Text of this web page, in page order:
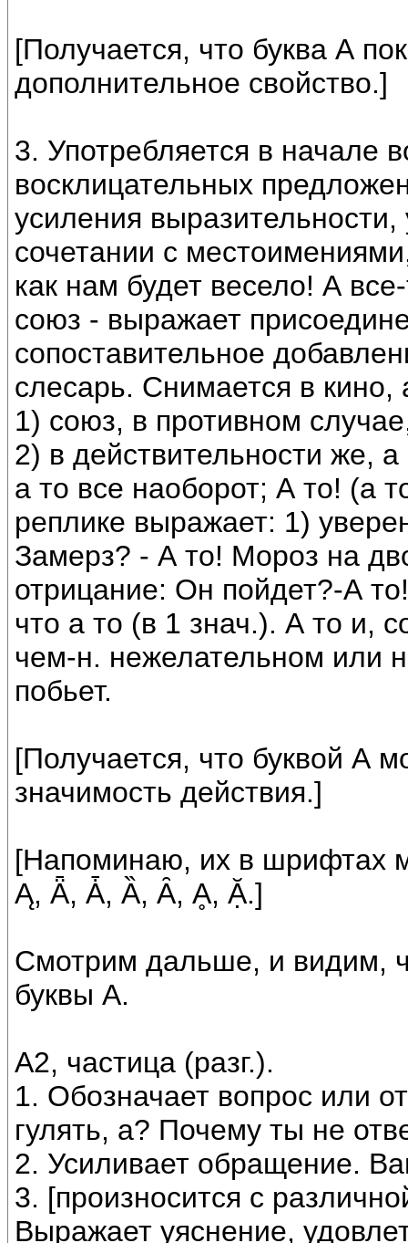
[Получается, что буква А
дополнительное свойство.]
3. Употребляется в начале
восклицательных
усиления
сочетании с
как нам будет весело! А
союз - выражает
сопоставительное
слесарь. Снимается в
1) союз, в противном
2) в действительности же,
а то все наоборот; А то! (а
реплике выражает: 1)
Замерз? - А то! Мороз на
отрицание: Он пойдет?-А
что а то (в 1 знач.). А то и,
чем-н. нежелательном или
побьет.
[Получается, что буквой А
значимость действия.]
[Напоминаю, их в шрифтах
Ą, Ǟ, Ǡ, Ȁ, Ȃ, Ḁ, Ặ.]
Смотрим дальше, и видим,
буквы А.
А2, частица (разг.).
1. Обозначает вопрос или
гулять, а? Почему ты не
2. Усиливает обращение.
3. [произносится с
Выражает уяснение,